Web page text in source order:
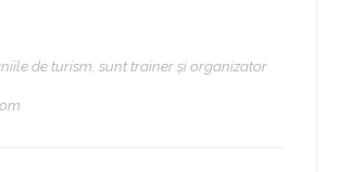
de turism, sunt trainer și organizator